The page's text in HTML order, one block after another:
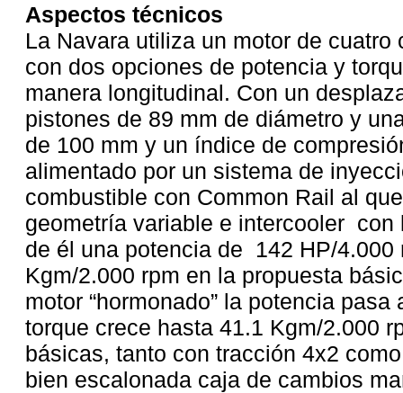
Aspectos técnicos
La Navara utiliza un motor de
con dos opciones de potencia y
manera longitudinal. Con un
pistones de 89 mm de diámetro y
de 100 mm y un índice de
alimentado por un sistema de
combustible con Common Rail al
geometría variable e intercooler con
de él una potencia de 142 HP/4.000
Kgm/2.000 rpm en la propuesta
motor “hormonado” la potencia
torque crece hasta 41.1 Kgm/2.000
básicas, tanto con tracción 4x2
bien escalonada caja de cambios